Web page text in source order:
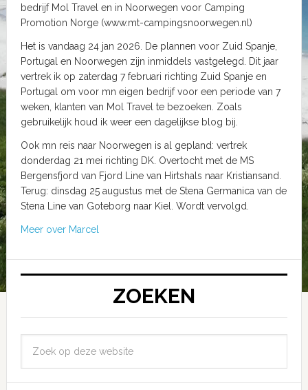
bedrijf Mol Travel en in Noorwegen voor Camping
Promotion Norge (www.mt-campingsnoorwegen.nl)
Het is vandaag 24 jan 2026. De plannen voor Zuid Spanje,
Portugal en Noorwegen zijn inmiddels vastgelegd. Dit jaar
vertrek ik op zaterdag 7 februari richting Zuid Spanje en
Portugal om voor mn eigen bedrijf voor een periode van 7
weken, klanten van Mol Travel te bezoeken. Zoals
gebruikelijk houd ik weer een dagelijkse blog bij.
Ook mn reis naar Noorwegen is al gepland: vertrek
donderdag 21 mei richting DK. Overtocht met de MS
Bergensfjord van Fjord Line van Hirtshals naar Kristiansand.
Terug: dinsdag 25 augustus met de Stena Germanica van de
Stena Line van Goteborg naar Kiel. Wordt vervolgd.
Meer over Marcel
ZOEKEN